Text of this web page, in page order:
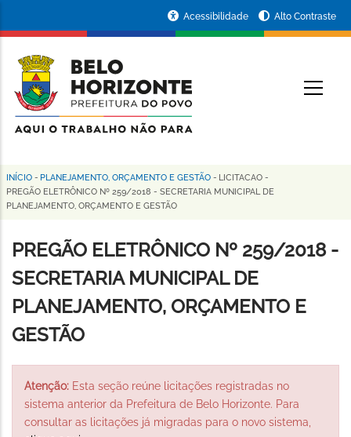
conteúdo
principal
da
Prefeitura
de
Horizonte
Acessibilidade Alto Contraste
Trilha
de
navegação
INÍCIO - PLANEJAMENTO, ORÇAMENTO E GESTÃO - LICITACAO -
PREGÃO ELETRÔNICO Nº 259/2018 - SECRETARIA MUNICIPAL DE
PLANEJAMENTO, ORÇAMENTO E GESTÃO
PREGÃO ELETRÔNICO Nº 259/2018 -
SECRETARIA MUNICIPAL DE
PLANEJAMENTO, ORÇAMENTO E
GESTÃO
Atenção: Esta seção reúne licitações registradas no
sistema anterior da Prefeitura de Belo Horizonte. Para
consultar as licitações já migradas para o novo sistema,